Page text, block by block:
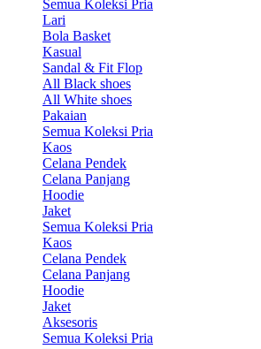
Semua Koleksi Pria
Lari
Bola Basket
Kasual
Sandal & Fit Flop
All Black shoes
All White shoes
Pakaian
Semua Koleksi Pria
Kaos
Celana Pendek
Celana Panjang
Hoodie
Jaket
Semua Koleksi Pria
Kaos
Celana Pendek
Celana Panjang
Hoodie
Jaket
Aksesoris
Semua Koleksi Pria